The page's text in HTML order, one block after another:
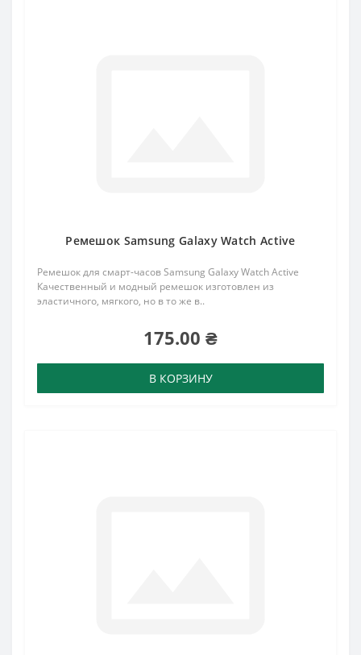
Ремешок Samsung Galaxy Watch Active
Ремешок для смарт-часов Samsung Galaxy Watch Active
Качественный и модный ремешок изготовлен из
эластичного, мягкого, но в то же в..
175.00 ₴
В КОРЗИНУ